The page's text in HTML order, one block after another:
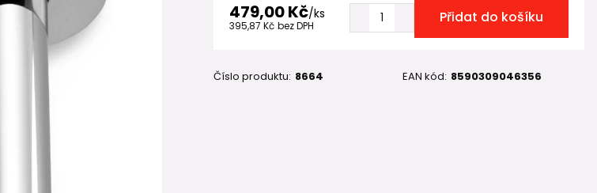
479,00 Kč/ks
395,87 Kč bez DPH Přidat do košíku
Číslo produktu: 8664 EAN kód: 8590309046356